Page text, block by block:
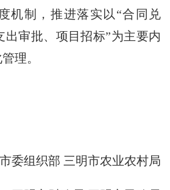
机制，推进落实以“合同兑
出审批、项目招标”为主要内
理。
委组织部 三明市农业农村局